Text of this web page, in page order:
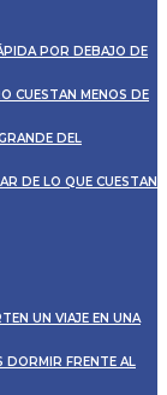
POR DEBAJO DE
CUESTAN MENOS DE
DEL
DE LO QUE CUESTAN
UN VIAJE EN UNA
DORMIR FRENTE AL